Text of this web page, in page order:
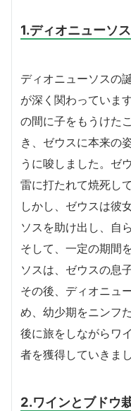
1.ディオニューソ
ディオニューソスの
が深く関わっていま
の間に子をもうけた
き、ゼウスに本来の
うに唆しました。ゼ
雷に打たれて焼死し
しかし、ゼウスは彼
ソスを助け出し、自
そして、一定の期間
ソスは、ゼウスの息
その後、ディオニュ
め、幼少期をニンフ
後に旅をしながらワ
者を獲得していきまし
2.ワインとブドウ